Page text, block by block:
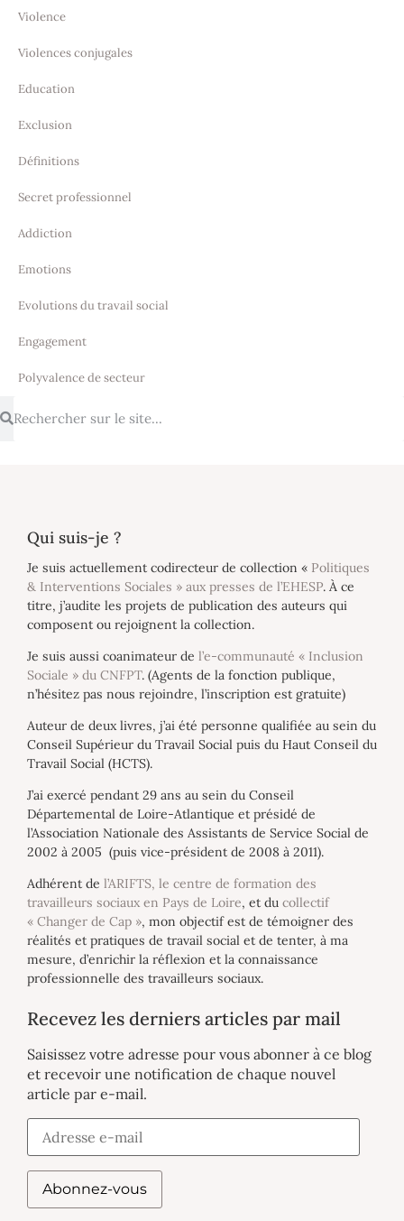
Violence
Violences conjugales
Education
Exclusion
Définitions
Secret professionnel
Addiction
Emotions
Evolutions du travail social
Engagement
Polyvalence de secteur
Qui suis-je ?
Je suis actuellement codirecteur de collection « Politiques
& Interventions Sociales » aux presses de l’EHESP. À ce
titre, j’audite les projets de publication des auteurs qui
composent ou rejoignent la collection.
Je suis aussi coanimateur de l’e-communauté « Inclusion
Sociale » du CNFPT. (Agents de la fonction publique,
n’hésitez pas nous rejoindre, l’inscription est gratuite)
Auteur de deux livres, j’ai été personne qualifiée au sein du
Conseil Supérieur du Travail Social puis du Haut Conseil du
Travail Social (HCTS).
J’ai exercé pendant 29 ans au sein du Conseil
Départemental de Loire-Atlantique et présidé de
l’Association Nationale des Assistants de Service Social de
2002 à 2005 (puis vice-président de 2008 à 2011).
Adhérent de l’ARIFTS, le centre de formation des
travailleurs sociaux en Pays de Loire, et du collectif
« Changer de Cap », mon objectif est de témoigner des
réalités et pratiques de travail social et de tenter, à ma
mesure, d’enrichir la réflexion et la connaissance
professionnelle des travailleurs sociaux.
Recevez les derniers articles par mail
Saisissez votre adresse pour vous abonner à ce blog
et recevoir une notification de chaque nouvel
article par e-mail.
Abonnez-vous